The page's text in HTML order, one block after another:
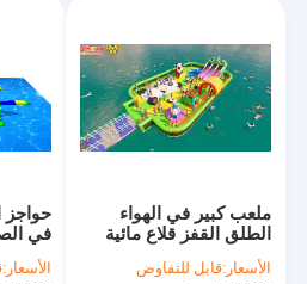
حواجز
في
في
الأسعار:
ملعب كبير في الهواء
الطلق القفز قلاع مائية
قابلة للنفخ على المحيط
الأسعار:قابل للتفاوض